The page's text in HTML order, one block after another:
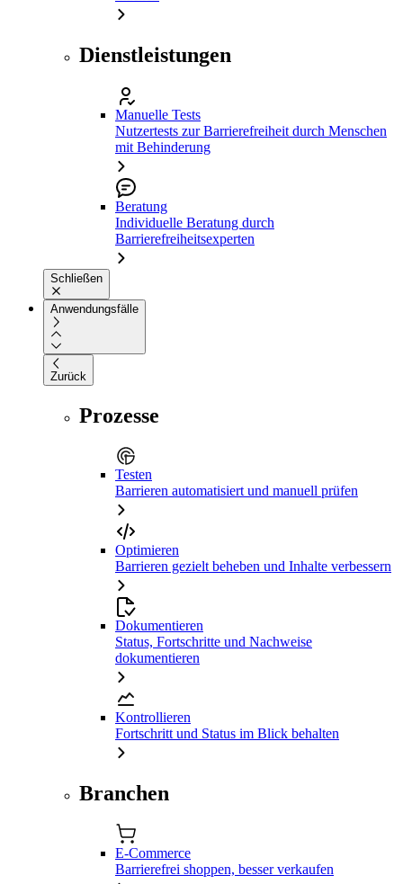
Dienstleistungen
Manuelle Tests
Nutzertests zur Barrierefreiheit durch Menschen
mit Behinderung
Beratung
Individuelle Beratung durch
Barrierefreiheitsexperten
Schließen
Anwendungsfälle
Zurück
Prozesse
Testen
Barrieren automatisiert und manuell prüfen
Optimieren
Barrieren gezielt beheben und Inhalte verbessern
Dokumentieren
Status, Fortschritte und Nachweise
dokumentieren
Kontrollieren
Fortschritt und Status im Blick behalten
Branchen
E-Commerce
Barrierefrei shoppen, besser verkaufen